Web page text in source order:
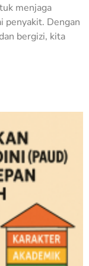
menjaga
penyakit. Dengan
bergizi, kita